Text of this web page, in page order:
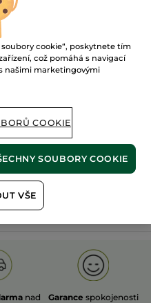
DEODORANTS NAT.
nad
Garance spokojenosti
cookie“, poskytnete tím
což pomáhá s navigací
našimi marketingovými
COOKIE
VŠE
SOUBORY COOKIE